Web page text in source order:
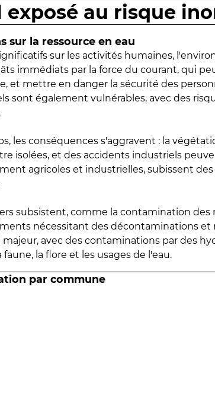
au risque
sur la ressource en eau
sur les activités humaines,
immédiats par la force du courant, qui
et mettre en danger la sécurité des
sont également vulnérables, avec des
les conséquences s'aggravent : la
isolées, et des accidents industriels
agricoles et industrielles, subissent
subsistent, comme la contamination des
nécessitant des décontaminations et
avec des contaminations par des
la flore et les usages de l'eau.
par commune